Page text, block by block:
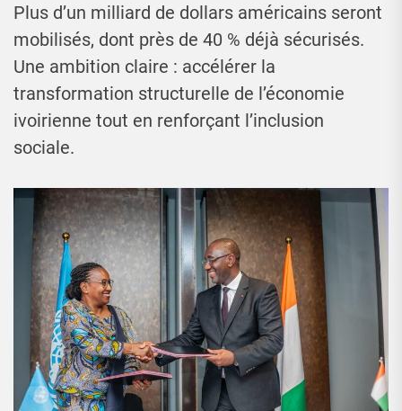
Plus d’un milliard de dollars américains seront
mobilisés, dont près de 40 % déjà sécurisés.
Une ambition claire : accélérer la
transformation structurelle de l’économie
ivoirienne tout en renforçant l’inclusion
sociale.